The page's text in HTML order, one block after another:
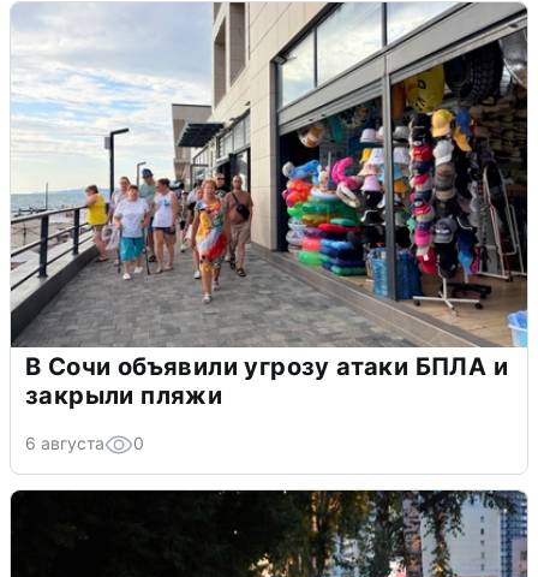
В Сочи объявили угрозу атаки БПЛА и
закрыли пляжи
6 августа 0